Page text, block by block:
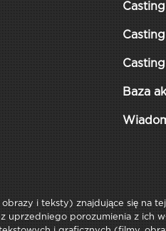
Baza
i teksty) znajdujące się na
uprzedniego porozumienia z ich